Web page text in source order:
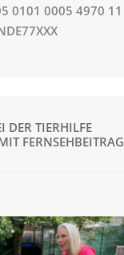
0101 0005 4970 11
DER TIERHILFE
FERNSEHBEITRAG